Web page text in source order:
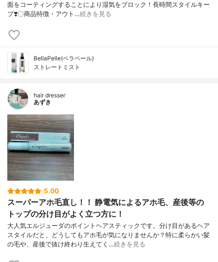
面をコーティングすることにより湿気をブロック！長時間スタイルキー
プ❣️〇商品特徴・アウト…続きを見る
BellaPelle(ベラペール)
ストレートミスト
hair dresser
あずき
5.00
スーパーアホ毛直し！！ 静電気によるアホ毛、産後等の
トップの分け目がよく立つ方に！
大人気エルジューダのポイントヘアスティックです。分け目があるヘア
スタイルだと、どうしてもアホ毛が気になりませんか？特に柔らかい髪
の毛や、産後で抜け終わり生えてく…続きを見る